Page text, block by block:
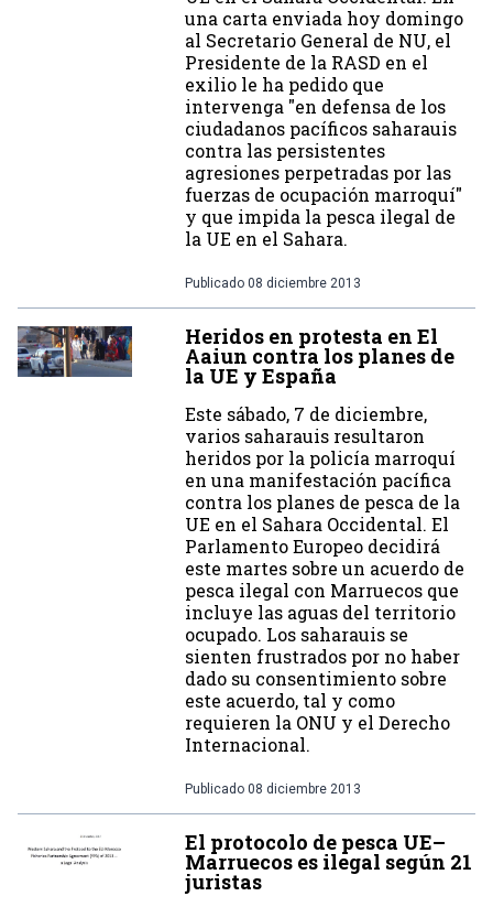
una carta enviada hoy domingo
al Secretario General de NU, el
Presidente de la RASD en el
exilio le ha pedido que
intervenga "en defensa de los
ciudadanos pacíficos saharauis
contra las persistentes
agresiones perpetradas por las
fuerzas de ocupación marroquí"
y que impida la pesca ilegal de
la UE en el Sahara.
Publicado 08 diciembre 2013
Heridos en protesta en El
Aaiun contra los planes de
la UE y España
Este sábado, 7 de diciembre,
varios saharauis resultaron
heridos por la policía marroquí
en una manifestación pacífica
contra los planes de pesca de la
UE en el Sahara Occidental. El
Parlamento Europeo decidirá
este martes sobre un acuerdo de
pesca ilegal con Marruecos que
incluye las aguas del territorio
ocupado. Los saharauis se
sienten frustrados por no haber
dado su consentimiento sobre
este acuerdo, tal y como
requieren la ONU y el Derecho
Internacional.
Publicado 08 diciembre 2013
El protocolo de pesca UE–
Marruecos es ilegal según 21
juristas